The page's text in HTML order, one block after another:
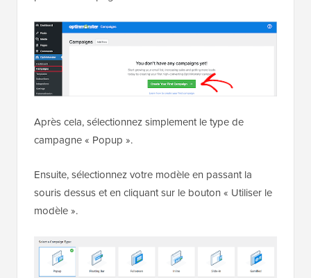
Après cela, sélectionnez simplement le type de
campagne « Popup ».
Ensuite, sélectionnez votre modèle en passant la
souris dessus et en cliquant sur le bouton « Utiliser le
modèle ».